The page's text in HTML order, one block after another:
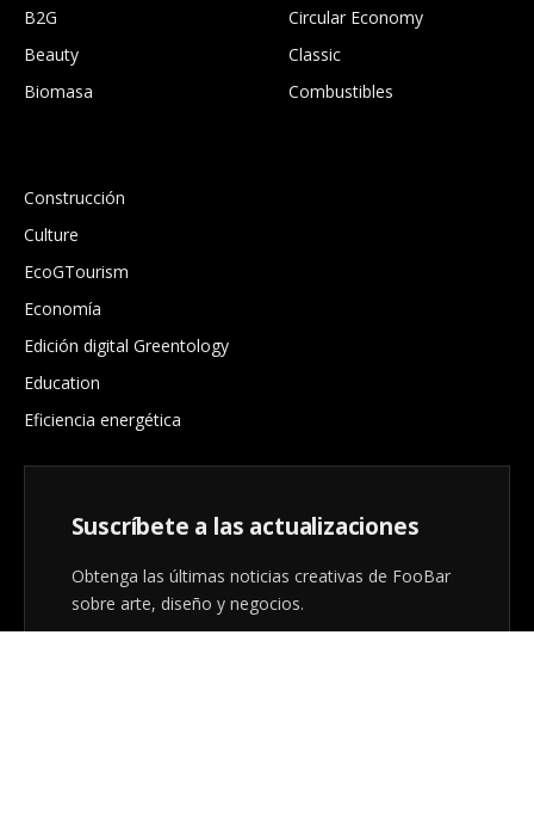
B2G
Beauty
Biomasa
Circular Economy
Classic
Combustibles
Construcción
Culture
EcoGTourism
Economía
Edición digital Greentology
Education
Eficiencia energética
Suscríbete a las actualizaciones
Obtenga las últimas noticias creativas de FooBar
sobre arte, diseño y negocios.